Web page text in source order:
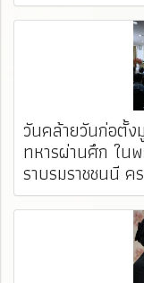
วันคล้ายวันก่อตั้ง
ทหารผ่านศึก ใน
ราบรมราชชนนี